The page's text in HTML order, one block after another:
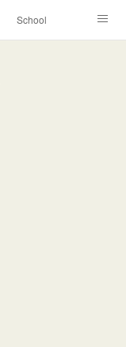
School